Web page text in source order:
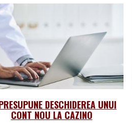
DESCHIDEREA UNUI
CONT NOU LA CAZINO